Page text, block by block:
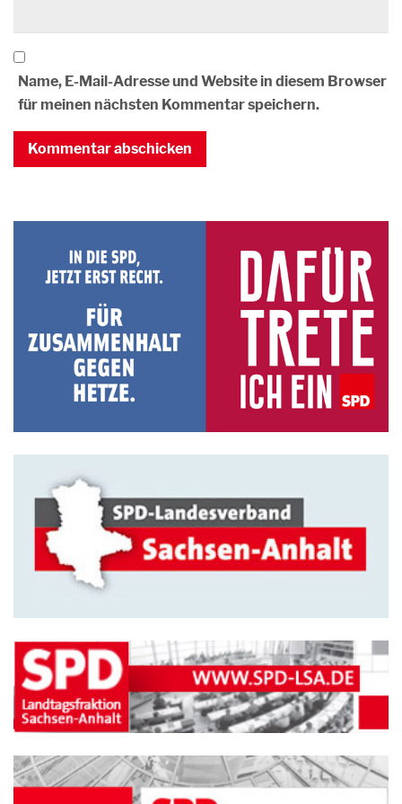
Name, E-Mail-Adresse und Website in diesem Browser
für meinen nächsten Kommentar speichern.